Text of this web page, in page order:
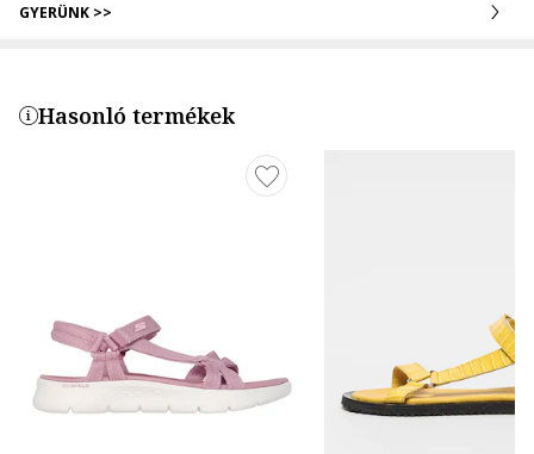
GYERÜNK >>
Hasonló termékek